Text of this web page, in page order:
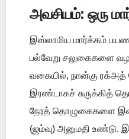
அவசியம்: ஒரு
இஸ்லாமிய மார்க்கம்
பல்வேறு சலுகைகளை
வகையில், நான்கு
இரண்டாகச் சுருக்கித்
நேரத் தொழுகைகளை
(ஜம்வு) அனுமதி உண்டு.